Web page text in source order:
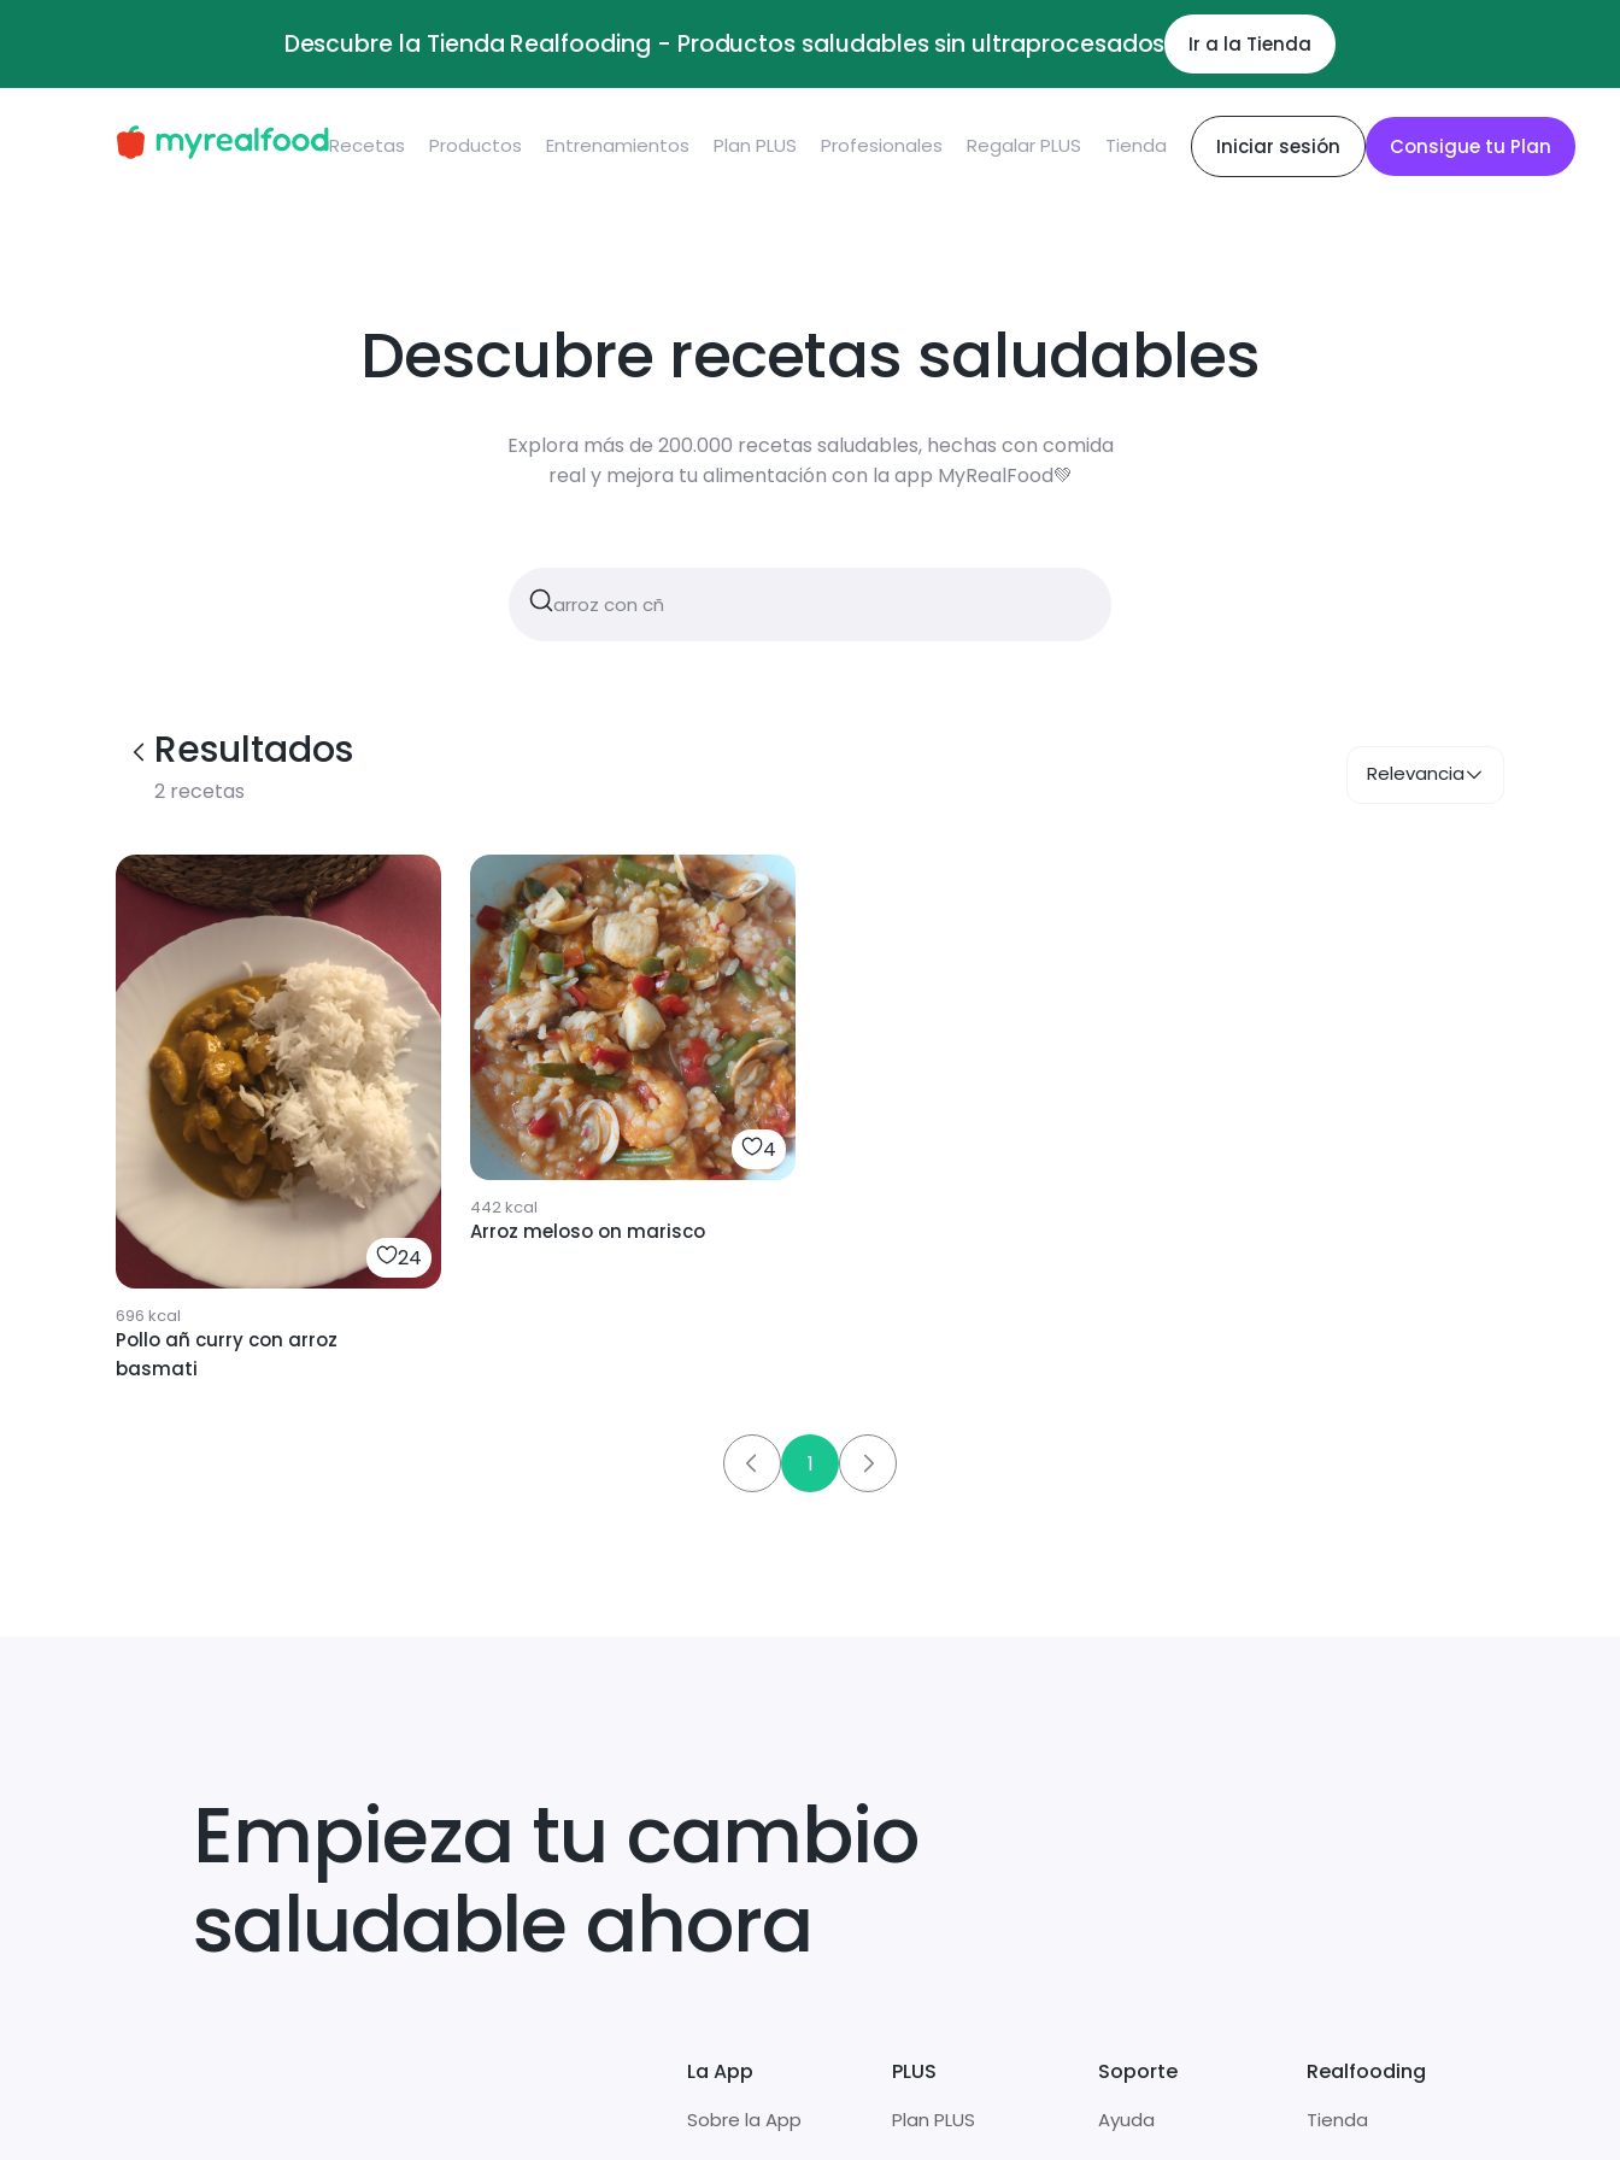
Descubre la Tienda Realfooding - Productos saludables sin ultraprocesados Ir a la Tienda
Recetas Productos Entrenamientos Plan PLUS Profesionales Regalar PLUS Tienda Iniciar sesión Consigue tu Plan
Descubre recetas saludables
Explora más de 200.000 recetas saludables, hechas con comida
real y mejora tu alimentación con la app MyRealFood💚
Resultados
2 recetas
Relevancia
24
696 kcal
Pollo añ curry con arroz
basmati
4
442kcal
Arroz meloso on marisco
1
Empieza tu cambio
saludable ahora
La App
Sobre la App
PLUS
Plan PLUS
Soporte
Ayuda
Realfooding
Tienda